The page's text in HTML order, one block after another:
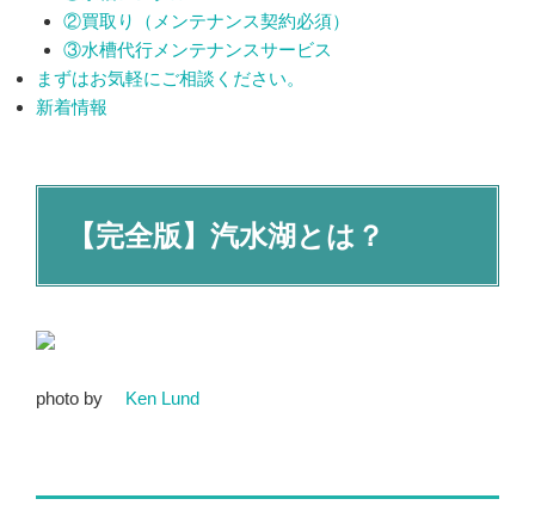
②買取り（メンテナンス契約必須）
③水槽代行メンテナンスサービス
まずはお気軽にご相談ください。
新着情報
【完全版】汽水湖とは？
photo by Ken Lund